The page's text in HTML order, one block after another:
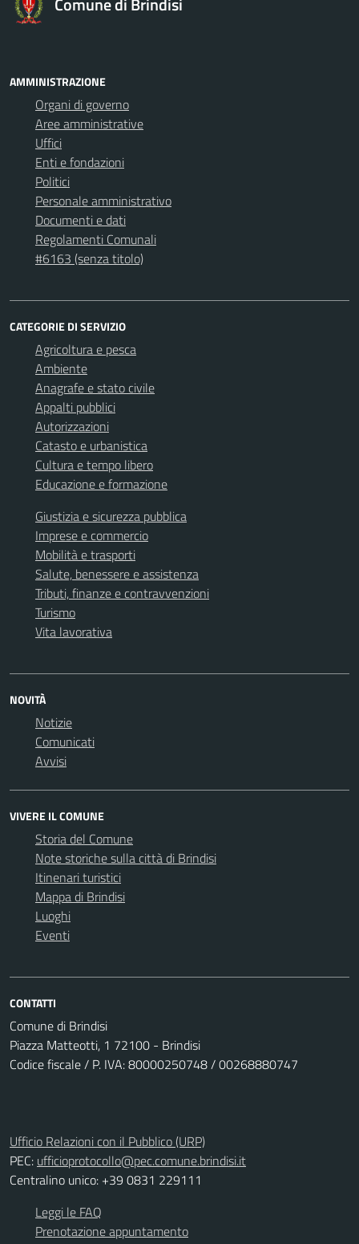
AMMINISTRAZIONE
Organi di governo
Aree amministrative
Uffici
Enti e fondazioni
Politici
Personale amministrativo
Documenti e dati
Regolamenti Comunali
#6163 (senza titolo)
CATEGORIE DI SERVIZIO
Agricoltura e pesca
Ambiente
Anagrafe e stato civile
Appalti pubblici
Autorizzazioni
Catasto e urbanistica
Cultura e tempo libero
Educazione e formazione
Giustizia e sicurezza pubblica
Imprese e commercio
Mobilità e trasporti
Salute, benessere e assistenza
Tributi, finanze e contravvenzioni
Turismo
Vita lavorativa
NOVITÀ
Notizie
Comunicati
Avvisi
VIVERE IL COMUNE
Storia del Comune
Note storiche sulla città di Brindisi
Itinenari turistici
Mappa di Brindisi
Luoghi
Eventi
CONTATTI
Comune di Brindisi
Piazza Matteotti, 1 72100 - Brindisi
Codice fiscale / P. IVA: 80000250748 / 00268880747
Ufficio Relazioni con il Pubblico (URP)
PEC: ufficioprotocollo@pec.comune.brindisi.it
Centralino unico: +39 0831 229111
Leggi le FAQ
Prenotazione appuntamento